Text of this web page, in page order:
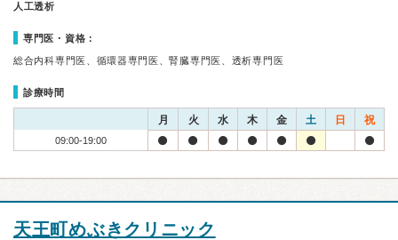
人工透析
専門医・資格：
総合内科専門医、循環器専門医、腎臓専門医、透析専門医
診療時間
月 火 水 木 金 土 日 祝
09:00-19:00
天王町めぶきクリニック